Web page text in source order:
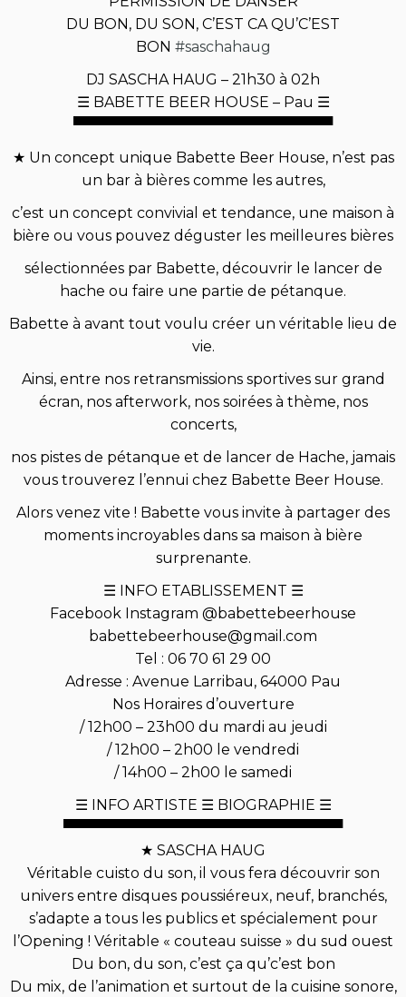
DU BON, DU SON, C’EST CA QU’C’EST
BON #saschahaug
DJ SASCHA HAUG – 21h30 à 02h
☰ BABETTE BEER HOUSE – Pau ☰
▀▀▀▀▀▀▀▀▀▀▀▀▀▀▀▀▀▀▀▀▀▀▀▀▀▀
★ Un concept unique Babette Beer House, n’est pas
un bar à bières comme les autres,
c’est un concept convivial et tendance, une maison à
bière ou vous pouvez déguster les meilleures bières
sélectionnées par Babette, découvrir le lancer de
hache ou faire une partie de pétanque.
Babette à avant tout voulu créer un véritable lieu de
vie.
Ainsi, entre nos retransmissions sportives sur grand
écran, nos afterwork, nos soirées à thème, nos
concerts,
nos pistes de pétanque et de lancer de Hache, jamais
vous trouverez l’ennui chez Babette Beer House.
Alors venez vite ! Babette vous invite à partager des
moments incroyables dans sa maison à bière
surprenante.
☰ INFO ETABLISSEMENT ☰
Facebook Instagram @babettebeerhouse
babettebeerhouse@gmail.com
Tel : 06 70 61 29 00
Adresse : Avenue Larribau, 64000 Pau
Nos Horaires d’ouverture
/ 12h00 – 23h00 du mardi au jeudi
/ 12h00 – 2h00 le vendredi
/ 14h00 – 2h00 le samedi
☰ INFO ARTISTE ☰ BIOGRAPHIE ☰
▀▀▀▀▀▀▀▀▀▀▀▀▀▀▀▀▀▀▀▀▀▀▀▀▀▀▀▀
★ SASCHA HAUG
Véritable cuisto du son, il vous fera découvrir son
univers entre disques poussiéreux, neuf, branchés,
s’adapte a tous les publics et spécialement pour
l’Opening ! Véritable « couteau suisse » du sud ouest
Du bon, du son, c’est ça qu’c’est bon
Du mix, de l’animation et surtout de la cuisine sonore,